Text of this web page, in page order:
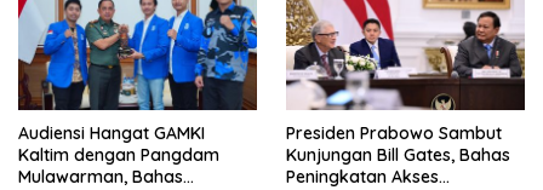
Audiensi Hangat GAMKI
Kaltim dengan Pangdam
Mulawarman, Bahas
Presiden Prabowo Sambut
Kunjungan Bill Gates, Bahas
Peningkatan Akses